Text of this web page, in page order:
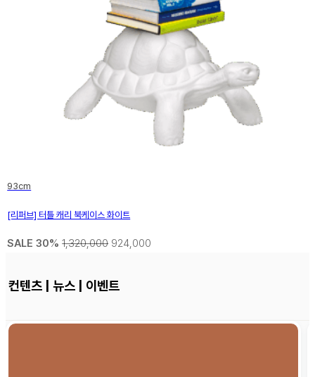
93cm
[리퍼브] 터틀 캐리 북케이스 화이트
SALE 30% 1,320,000 924,000
컨텐츠 | 뉴스 | 이벤트